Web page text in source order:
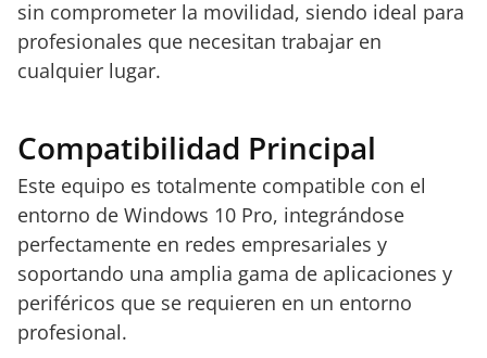
sin comprometer la movilidad, siendo ideal para
profesionales que necesitan trabajar en
cualquier lugar.
Compatibilidad Principal
Este equipo es totalmente compatible con el
entorno de Windows 10 Pro, integrándose
perfectamente en redes empresariales y
soportando una amplia gama de aplicaciones y
periféricos que se requieren en un entorno
profesional.